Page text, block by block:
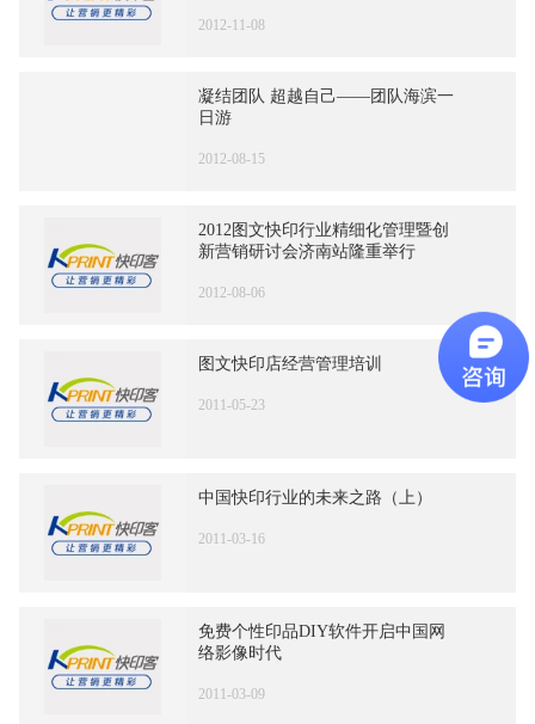
2012-11-08
凝结团队 超越自己——团队海滨一
日游
2012-08-15
2012图文快印行业精细化管理暨创
新营销研讨会济南站隆重举行
2012-08-06
图文快印店经营管理培训
2011-05-23
中国快印行业的未来之路（上）
2011-03-16
免费个性印品DIY软件开启中国网
络影像时代
2011-03-09